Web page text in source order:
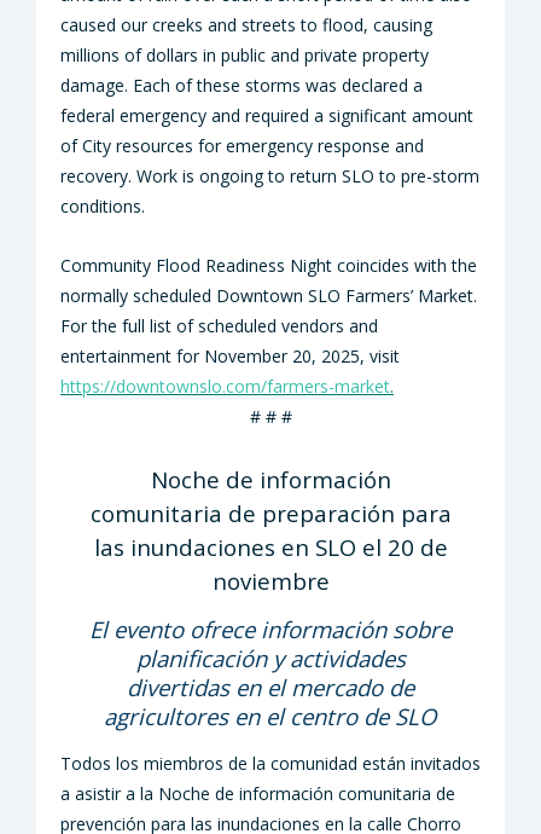
caused our creeks and streets to flood, causing
millions of dollars in public and private property
damage. Each of these storms was declared a
federal emergency and required a significant amount
of City resources for emergency response and
recovery. Work is ongoing to return SLO to pre-storm
conditions.
Community Flood Readiness Night coincides with the
normally scheduled Downtown SLO Farmers’ Market.
For the full list of scheduled vendors and
entertainment for November 20, 2025, visit
https://downtownslo.com/farmers-market.
# # #
Noche de información
comunitaria de preparación para
las inundaciones en SLO el 20 de
noviembre
El evento ofrece información sobre
planificación y actividades
divertidas en el mercado de
agricultores en el centro de SLO
Todos los miembros de la comunidad están invitados
a asistir a la Noche de información comunitaria de
prevención para las inundaciones en la calle Chorro